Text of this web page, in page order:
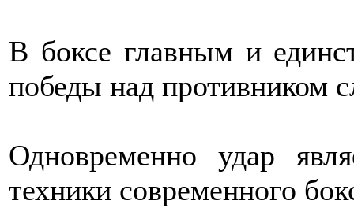
В боксе главным и
победы над противником
Одновременно удар
техники современного